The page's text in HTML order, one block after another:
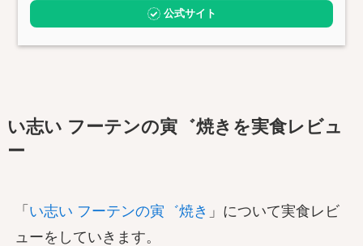
公式サイト
い志い フーテンの寅゛焼きを実食レビュ
ー
「 い志い フーテンの寅゛焼き 」について実食レビ
ューをしていきます。